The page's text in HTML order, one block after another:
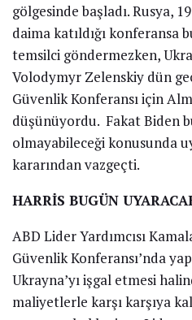
gölgesinde başladı. Rusya,
daima katıldığı konferansa
temsilci göndermezken,
Volodymyr Zelenskiy dün
Güvenlik Konferansı için
düşünüyordu. Fakat Biden
olmayabileceği konusunda
kararından vazgeçti.
HARRİS BUGÜN
ABD Lider Yardımcısı
Güvenlik Konferansı’nda
Ukrayna’yı işgal etmesi
maliyetlerle karşı karşıya